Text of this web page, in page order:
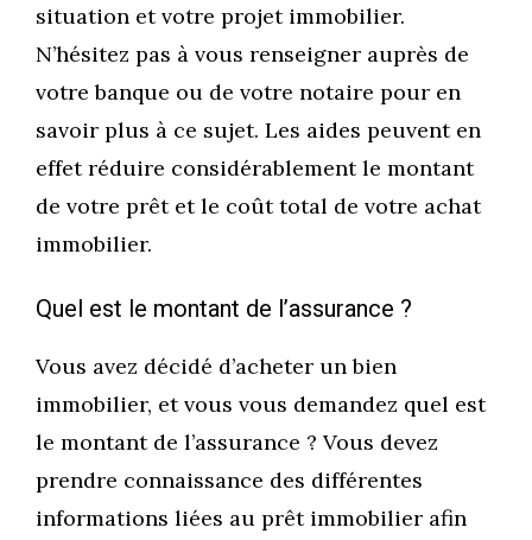
situation et votre projet immobilier.
N’hésitez pas à vous renseigner auprès de
votre banque ou de votre notaire pour en
savoir plus à ce sujet. Les aides peuvent en
effet réduire considérablement le montant
de votre prêt et le coût total de votre achat
immobilier.
Quel est le montant de l’assurance ?
Vous avez décidé d’acheter un bien
immobilier, et vous vous demandez quel est
le montant de l’assurance ? Vous devez
prendre connaissance des différentes
informations liées au prêt immobilier afin